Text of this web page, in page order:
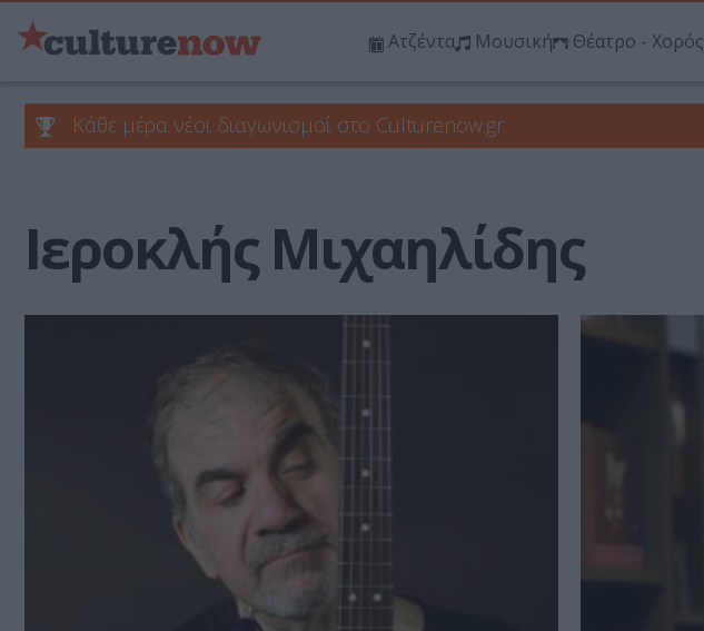
Ατζέντα Μουσική Θέατρο - Χορός
Κάθε μέρα νέοι διαγωνισμοί στο Culturenow.gr
Ιεροκλής Μιχαηλίδης